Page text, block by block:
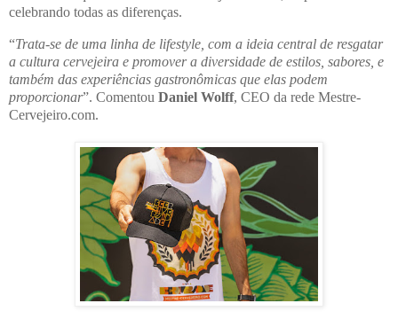
celebrando todas as diferenças.
“Trata-se de uma linha de lifestyle, com a ideia central de resgatar
a cultura cervejeira e promover a diversidade de estilos, sabores, e
também das experiências gastronômicas que elas podem
proporcionar”. Comentou Daniel Wolff, CEO da rede Mestre-
Cervejeiro.com.